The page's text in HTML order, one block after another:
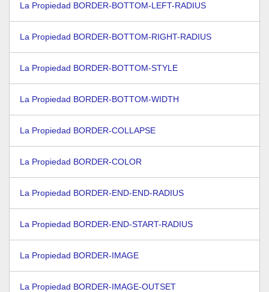
La Propiedad BORDER-BOTTOM-LEFT-RADIUS
La Propiedad BORDER-BOTTOM-RIGHT-RADIUS
La Propiedad BORDER-BOTTOM-STYLE
La Propiedad BORDER-BOTTOM-WIDTH
La Propiedad BORDER-COLLAPSE
La Propiedad BORDER-COLOR
La Propiedad BORDER-END-END-RADIUS
La Propiedad BORDER-END-START-RADIUS
La Propiedad BORDER-IMAGE
La Propiedad BORDER-IMAGE-OUTSET